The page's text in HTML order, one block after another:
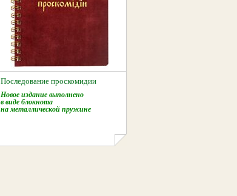
Последование проскомидии
Новое издание выполнено
в виде блокнота
на металлической пружине